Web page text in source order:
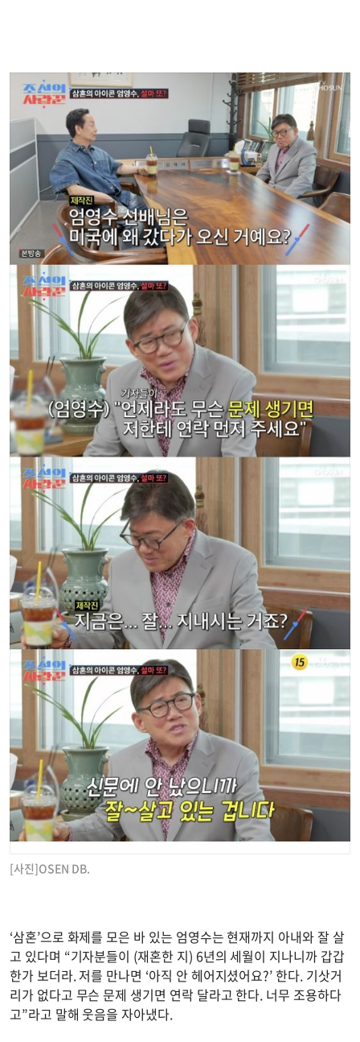
[사진]OSEN DB.
‘삼혼’으로 화제를 모은 바 있는 엄영수는 현재까지 아내와 잘 살
고 있다며 “기자분들이 (재혼한 지) 6년의 세월이 지나니까 갑갑
한가 보더라. 저를 만나면 ‘아직 안 헤어지셨어요?’ 한다. 기삿거
리가 없다고 무슨 문제 생기면 연락 달라고 한다. 너무 조용하다
고”라고 말해 웃음을 자아냈다.